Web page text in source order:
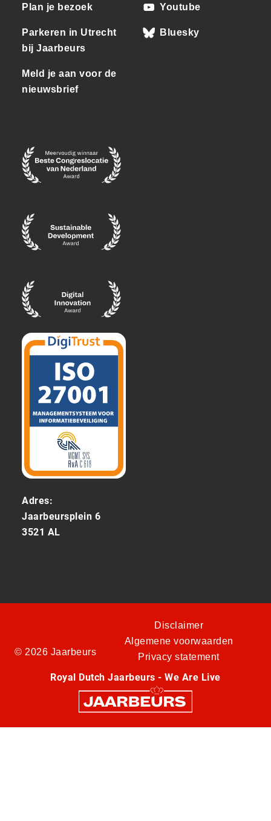
Plan je bezoek
Parkeren in Utrecht
bij Jaarbeurs
Meld je aan voor de
nieuwsbrief
Adres:
Jaarbeursplein 6
3521 AL
Youtube
Bluesky
© 2026 Jaarbeurs
Disclaimer
Algemene voorwaarden
Privacy statement
Royal Dutch Jaarbeurs - We Are Live